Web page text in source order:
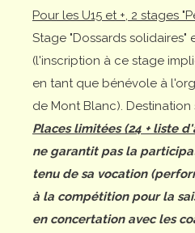
Pour les U15 et +, 2 stages
Stage "Dossards solidaires"
(l'inscription à ce stage
en tant que bénévole à
de Mont Blanc). Destination
Places limitées (24 + liste
ne garantit pas la
tenu de sa vocation
à la compétition pour la
en concertation avec les